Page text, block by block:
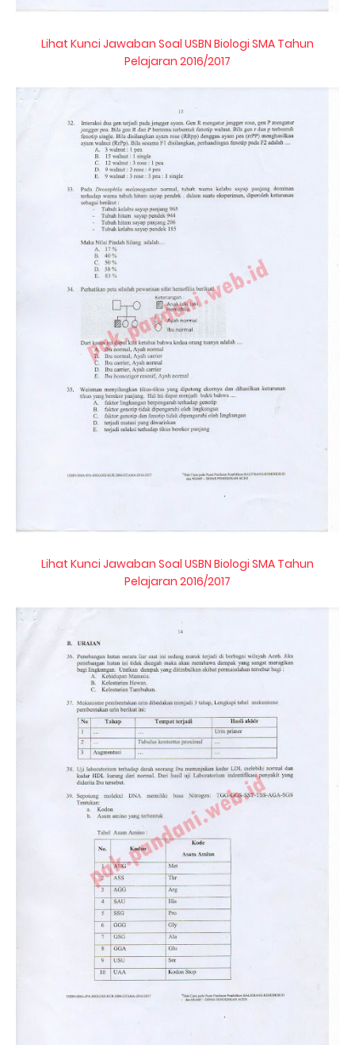
Lihat Kunci Jawaban Soal USBN Biologi SMA Tahun
Pelajaran 2016/2017
Lihat Kunci Jawaban Soal USBN Biologi SMA Tahun
Pelajaran 2016/2017